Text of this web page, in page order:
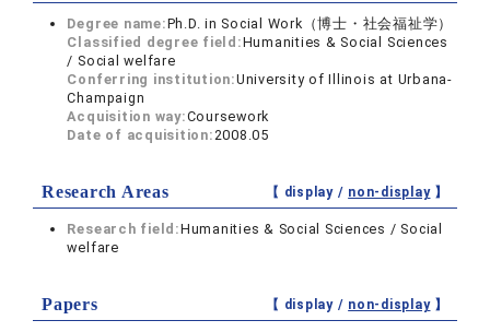
Degree name:Ph.D. in Social Work（博士・社会福祉学）
Classified degree field:Humanities & Social Sciences
/ Social welfare
Conferring institution:University of Illinois at Urbana-
Champaign
Acquisition way:Coursework
Date of acquisition:2008.05
Research Areas 【 display / non-display】
Research field:Humanities & Social Sciences / Social
welfare
Papers 【 display / non-display】